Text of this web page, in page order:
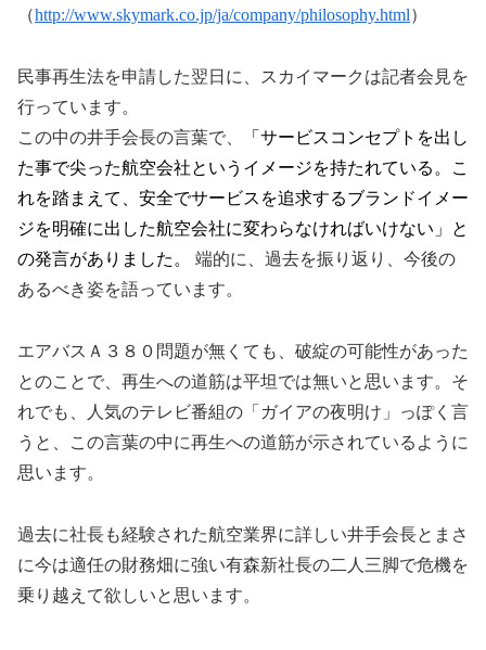
（http://www.skymark.co.jp/ja/company/philosophy.html）
民事再生法を申請した翌日に、スカイマークは記者会見を
行っています。
この中の井手会長の言葉で、
「サービスコンセプトを出し
た事で尖った航空会社というイメージを持たれている。こ
れを踏まえて、安全でサービスを追求するブランドイメー
ジを明確に出した航空会社に変わらなければいけない」と
の発言がありました。
端的に、過去を振り返り、今後の
あるべき姿を語っています。
エアバスＡ３８０問題が無くても、破綻の可能性があった
とのことで、再生への道筋は平坦では無いと思います。そ
れでも、人気のテレビ番組の「ガイアの夜明け」っぽく言
うと、この言葉の中に再生への道筋が示されているように
思います。
過去に社長も経験された航空業界に詳しい井手会長とまさ
に今は適任の財務畑に強い有森新社長の二人三脚で危機を
乗り越えて欲しいと思います。